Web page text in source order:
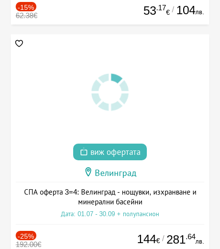
-15%
62.38€ 53.17
€ / 104лв.
виж офертата
Велинград
СПА оферта 3=4: Велинград - нощувки, изхранване и
минерални басейни
Дата: 01.07 - 30.09 + полупансион
-25%
192.00€ 144€ / 281.64
лв.